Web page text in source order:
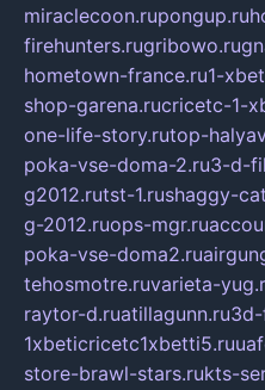
miraclecoon.rupongup.ru
firehunters.rugribowo.ru
hometown-france.ru1-
shop-garena.rucricetc-1-
one-life-story.rutop-
poka-vse-doma-2.ru3-d-
g2012.rutst-1.rushaggy-
g-2012.ruops-mgr.ru
poka-vse-doma2.ru
tehosmotre.ruvarieta-
raytor-d.ruatillagunn.ru
1xbeticricetc1xbetti5.ru
store-brawl-stars.rukts-